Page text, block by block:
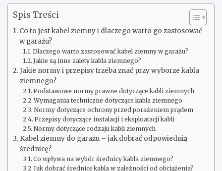
Spis Treści
Co to jest kabel ziemny i dlaczego warto go zastosować
w garażu?
Dlaczego warto zastosować kabel ziemny w garażu?
Jakie są inne zalety kabla ziemnego?
Jakie normy i przepisy trzeba znać przy wyborze kabla
ziemnego?
Podstawowe normy prawne dotyczące kabli ziemnych
Wymagania techniczne dotyczące kabla ziemnego
Normy dotyczące ochrony przed porażeniem prądem
Przepisy dotyczące instalacji i eksploatacji kabli
Normy dotyczące rodzaju kabli ziemnych
Kabel ziemny do garażu – jak dobrać odpowiednią
średnicę?
Co wpływa na wybór średnicy kabla ziemnego?
Jak dobrać średnicę kabla w zależności od obciążenia?